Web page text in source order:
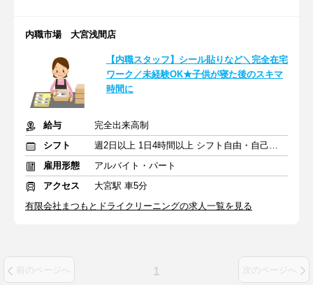
内職市場 大宮浅間店
【内職スタッフ】シール貼りなど＼完全在宅
ワーク／未経験OK★子供が寝た後のスキマ
時間に
給与
完全出来高制
シフト
週2日以上 1日4時間以上 シフト自由・自己申告
雇用形態
アルバイト・パート
アクセス
大宮駅 車5分
有限会社まつもとドライクリーニングの求人一覧を見る
前のページへ 1 次のページへ